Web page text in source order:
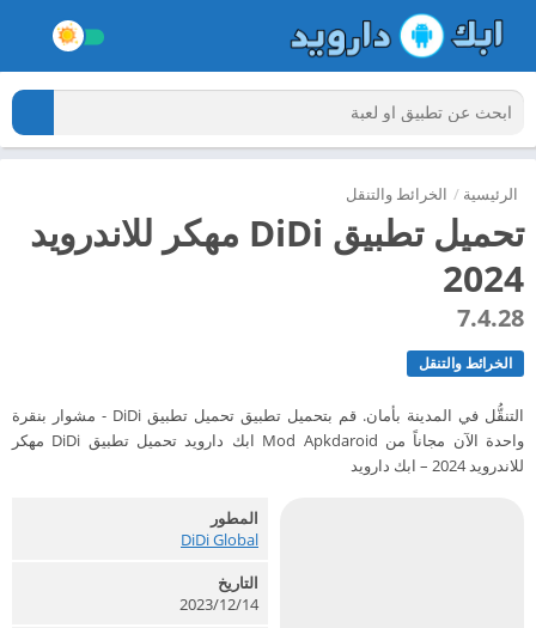
الرئيسية / الخرائط والتنقل
تحميل تطبيق DiDi مهكر للاندرويد
2024
7.4.28
الخرائط والتنقل
التنقُّل في المدينة بأمان. قم بتحميل تطبيق تحميل تطبيق DiDi - مشوار بنقرة
واحدة الآن مجاناً من Mod Apkdaroid ابك دارويد تحميل تطبيق DiDi مهكر
للاندرويد 2024 – ابك دارويد
المطور
DiDi Global‏
التاريخ
14‏/12‏/2023